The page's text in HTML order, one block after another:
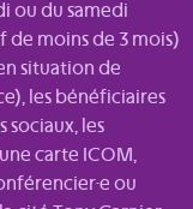
ou du samedi
moins de 3 mois)
situation de
les bénéficiaires
sociaux, les
carte ICOM,
ou